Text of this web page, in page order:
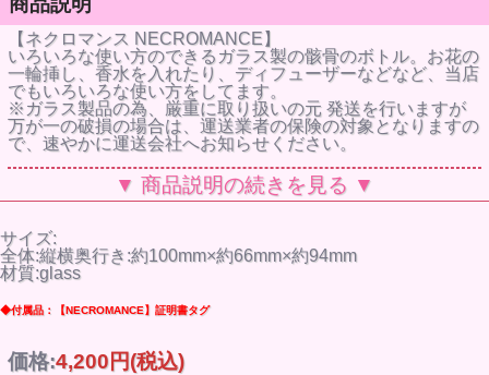
【ネクロマンス NECROMANCE】
いろいろな使い方のできるガラス製の骸骨のボトル。お花の
一輪挿し、香水を入れたり、ディフューザーなどなど、当店
でもいろいろな使い方をしてます。
※ガラス製品の為、厳重に取り扱いの元 発送を行いますが
万が一の破損の場合は、運送業者の保険の対象となりますの
で、速やかに運送会社へお知らせください。
▼ 商品説明の続きを見る ▼
サイズ:
全体:縦横奥行き:約100mm×約66mm×約94mm
材質:glass
◆付属品：【NECROMANCE】証明書タグ
価格:4,200円(税込)